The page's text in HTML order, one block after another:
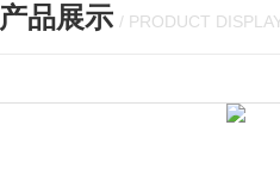
产品展示 / PRODUCT